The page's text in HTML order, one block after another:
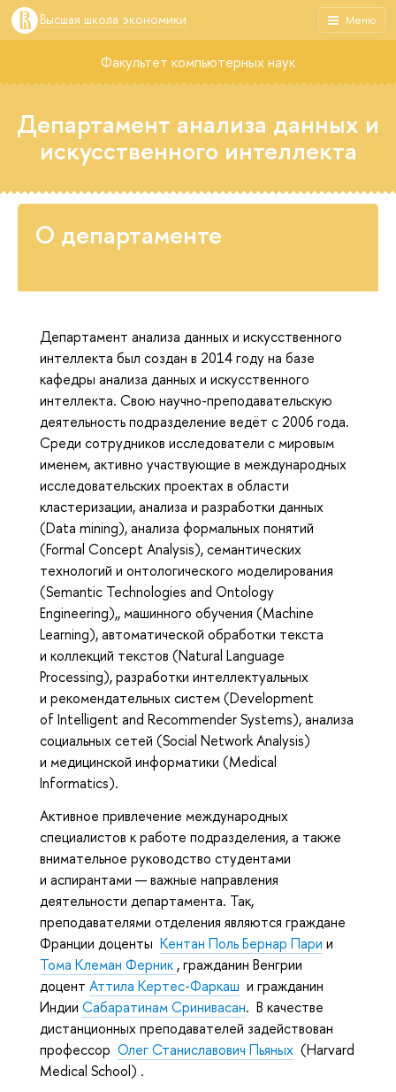
Меню
Высшая школа экономики
Факультет компьютерных наук
Департамент анализа данных и
искусственного интеллекта
О департаменте
Департамент анализа данных и искусственного
интеллекта был создан в 2014 году на базе
кафедры анализа данных и искусственного
интеллекта. Свою научно-преподавательскую
деятельность подразделение ведёт с 2006 года.
Среди сотрудников исследователи с мировым
именем, активно участвующие в международных
исследовательских проектах в области
кластеризации, анализа и разработки данных
(Data mining), анализа формальных понятий
(Formal Concept Analysis), семантических
технологий и онтологического моделирования
(Semantic Technologies and Ontology
Engineering),, машинного обучения (Machine
Learning), автоматической обработки текста
и коллекций текстов (Natural Language
Processing), разработки интеллектуальных
и рекомендательных систем (Development
of Intelligent and Recommender Systems), анализа
социальных сетей (Social Network Analysis)
и медицинской информатики (Medical
Informatics).
Активное привлечение международных
специалистов к работе подразделения, а также
внимательное руководство студентами
и аспирантами — важные направления
деятельности департамента. Так,
преподавателями отделения являются граждане
Франции доценты Кентан Поль Бернар Пари и
Тома Клеман Ферник , гражданин Венгрии
доцент Аттила Кертес-Фаркаш и гражданин
Индии Сабаратинам Сринивасан. В качестве
дистанционных преподавателей задействован
профессор Олег Станиславович Пьяных (Harvard
Medical School) .